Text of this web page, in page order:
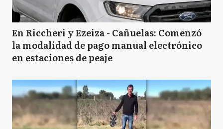
En Riccheri y Ezeiza - Cañuelas: Comenzó
la modalidad de pago manual electrónico
en estaciones de peaje